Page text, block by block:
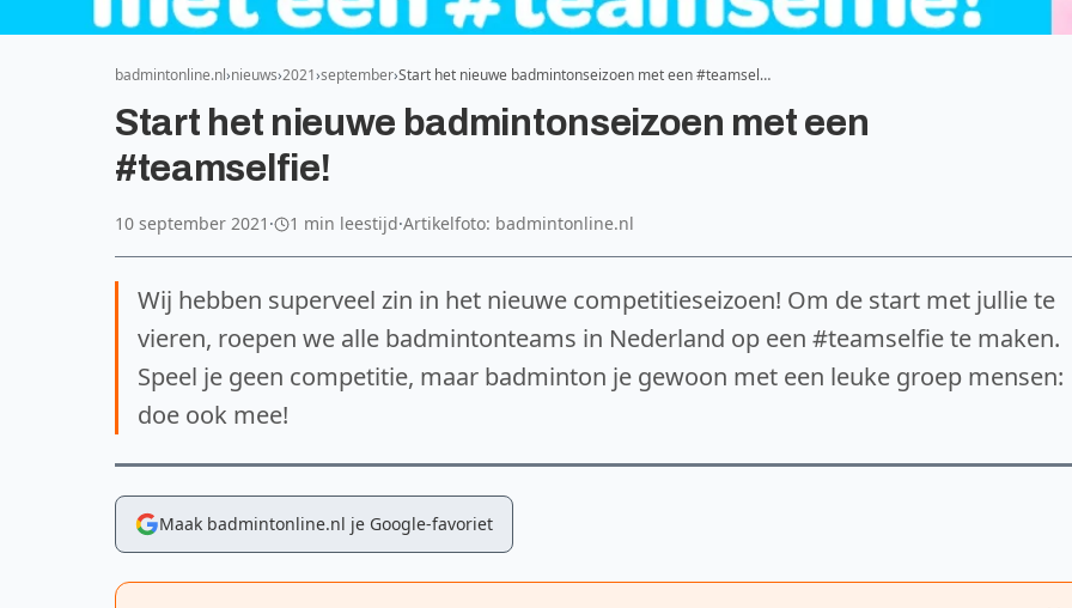
badmintonline.nl nieuws 2021 september Start het nieuwe badmintonseizoen met een #teamsel…
Start het nieuwe badmintonseizoen met een
#teamselfie!
10 september 2021 · 1 min leestijd·Artikelfoto: badmintonline.nl
Wij hebben superveel zin in het nieuwe competitieseizoen! Om de start met jullie te
vieren, roepen we alle badmintonteams in Nederland op een #teamselfie te maken.
Speel je geen competitie, maar badminton je gewoon met een leuke groep mensen:
doe ook mee!
Maak badmintonline.nl je Google-favoriet